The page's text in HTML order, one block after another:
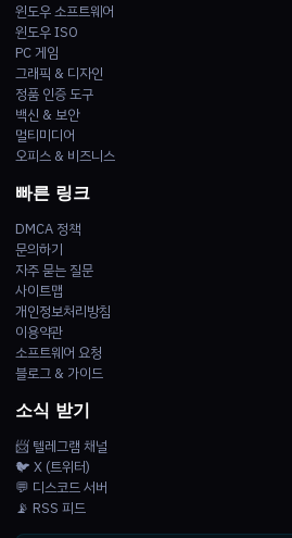
윈도우 소프트웨어
윈도우 ISO
PC 게임
그래픽 & 디자인
정품 인증 도구
백신 & 보안
멀티미디어
오피스 & 비즈니스
빠른 링크
DMCA 정책
문의하기
자주 묻는 질문
사이트맵
개인정보처리방침
이용약관
소프트웨어 요청
블로그 & 가이드
소식 받기
📨 텔레그램 채널
🐦 X (트위터)
💬 디스코드 서버
📡 RSS 피드